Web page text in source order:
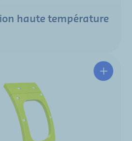
haute température